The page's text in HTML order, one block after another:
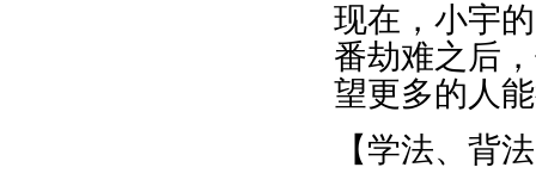
现在，小宇
番劫难之后
望更多的人
【学法、背